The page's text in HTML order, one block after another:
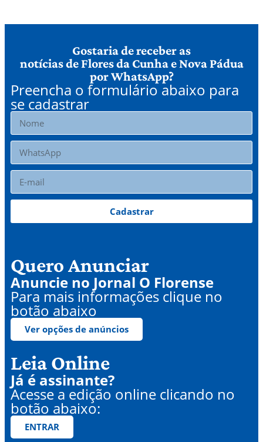
Gostaria de receber as
notícias de Flores da Cunha e Nova Pádua
por WhatsApp?
Preencha o formulário abaixo para
se cadastrar
Cadastrar
Quero Anunciar
Anuncie no Jornal O Florense
Para mais informações clique no
botão abaixo
Ver opções de anúncios
Leia Online
Já é assinante?
Acesse a edição online clicando no
botão abaixo:
ENTRAR